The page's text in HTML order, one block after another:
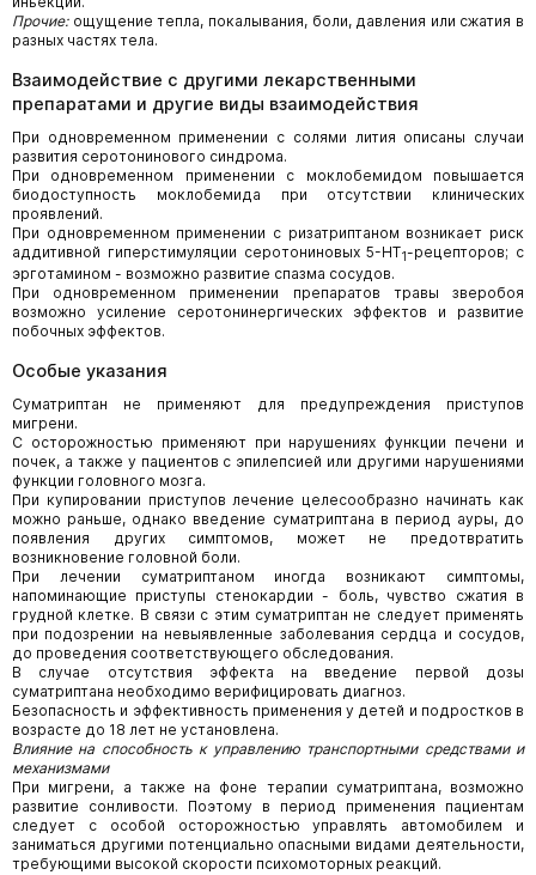
Прочие:ощущение тепла, покалывания, боли, давления или сжатия в
разных частях тела.
Взаимодействие с другими лекарственными
препаратами и другие виды взаимодействия
При одновременном применении с солями лития описаны случаи
развития серотонинового синдрома.
При одновременном применении с моклобемидом повышается
биодоступность моклобемида при отсутствии клинических
проявлений.
При одновременном применении с ризатриптаном возникает риск
аддитивной гиперстимуляции серотониновых 5-HT1-рецепторов; с
эрготамином - возможно развитие спазма сосудов.
При одновременном применении препаратов травы зверобоя
возможно усиление серотонинергических эффектов и развитие
побочных эффектов.
Особые указания
Суматриптан не применяют для предупреждения приступов
мигрени.
С осторожностью применяют при нарушениях функции печени и
почек, а также у пациентов с эпилепсией или другими нарушениями
функции головного мозга.
При купировании приступов лечение целесообразно начинать как
можно раньше, однако введение суматриптана в период ауры, до
появления других симптомов, может не предотвратить
возникновение головной боли.
При лечении суматриптаном иногда возникают симптомы,
напоминающие приступы стенокардии - боль, чувство сжатия в
грудной клетке. В связи с этим суматриптан не следует применять
при подозрении на невыявленные заболевания сердца и сосудов,
до проведения соответствующего обследования.
В случае отсутствия эффекта на введение первой дозы
суматриптана необходимо верифицировать диагноз.
Безопасность и эффективность применения у детей и подростков в
возрасте до 18 лет не установлена.
Влияние на способность к управлению транспортными средствами и
механизмами
При мигрени, а также на фоне терапии суматриптана, возможно
развитие сонливости. Поэтому в период применения пациентам
следует с особой осторожностью управлять автомобилем и
заниматься другими потенциально опасными видами деятельности,
требующими высокой скорости психомоторных реакций.